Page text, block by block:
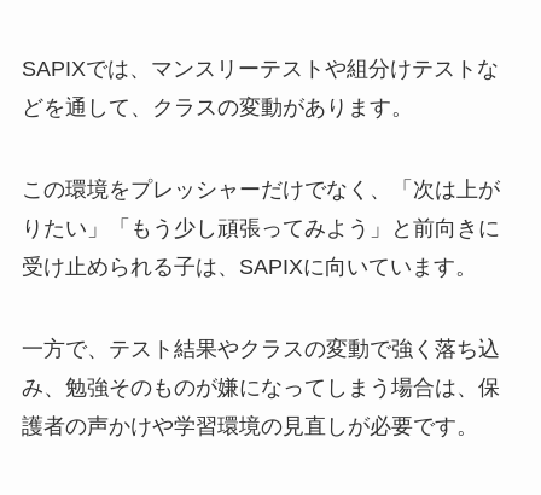
SAPIXでは、マンスリーテストや組分けテストな
どを通して、クラスの変動があります。
この環境をプレッシャーだけでなく、「次は上が
りたい」「もう少し頑張ってみよう」と前向きに
受け止められる子は、SAPIXに向いています。
一方で、テスト結果やクラスの変動で強く落ち込
み、勉強そのものが嫌になってしまう場合は、保
護者の声かけや学習環境の見直しが必要です。